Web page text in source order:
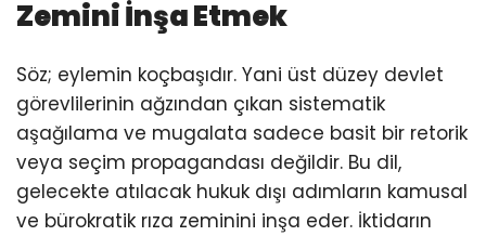
Zemini İnşa Etmek
Söz; eylemin koçbaşıdır. Yani üst düzey devlet
görevlilerinin ağzından çıkan sistematik
aşağılama ve mugalata sadece basit bir retorik
veya seçim propagandası değildir. Bu dil,
gelecekte atılacak hukuk dışı adımların kamusal
ve bürokratik rıza zeminini inşa eder. İktidarın